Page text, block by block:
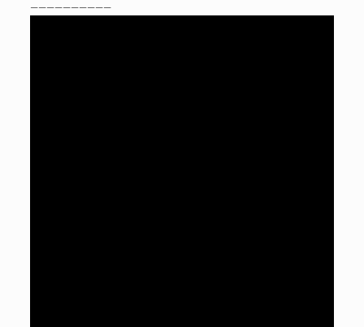
——————————